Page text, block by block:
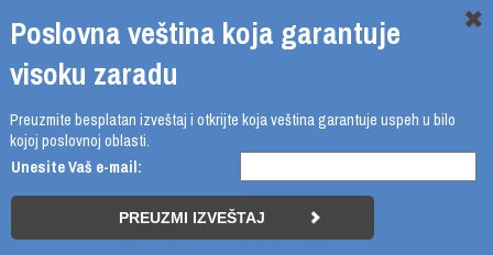
Poslovna veština koja garantuje
visoku zaradu
Preuzmite besplatan izveštaj i otkrijte koja veština garantuje uspeh u bilo
kojoj poslovnoj oblasti.
Unesite Vaš e-mail:
011 4011 210
PROGRAMI
UPIS